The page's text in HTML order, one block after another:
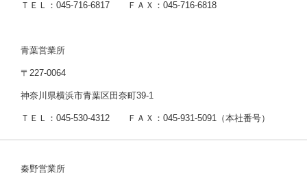
ＴＥＬ：045-716-6817 ＦＡＸ：045-716-6818
青葉営業所
〒227-0064
神奈川県横浜市青葉区田奈町39-1
ＴＥＬ：045-530-4312 ＦＡＸ：045-931-5091（本社番号）
秦野営業所